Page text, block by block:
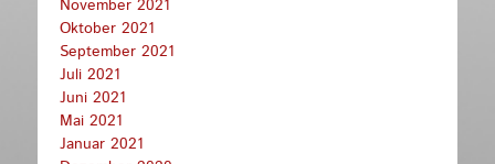
November 2021
Oktober 2021
September 2021
Juli 2021
Juni 2021
Mai 2021
Januar 2021